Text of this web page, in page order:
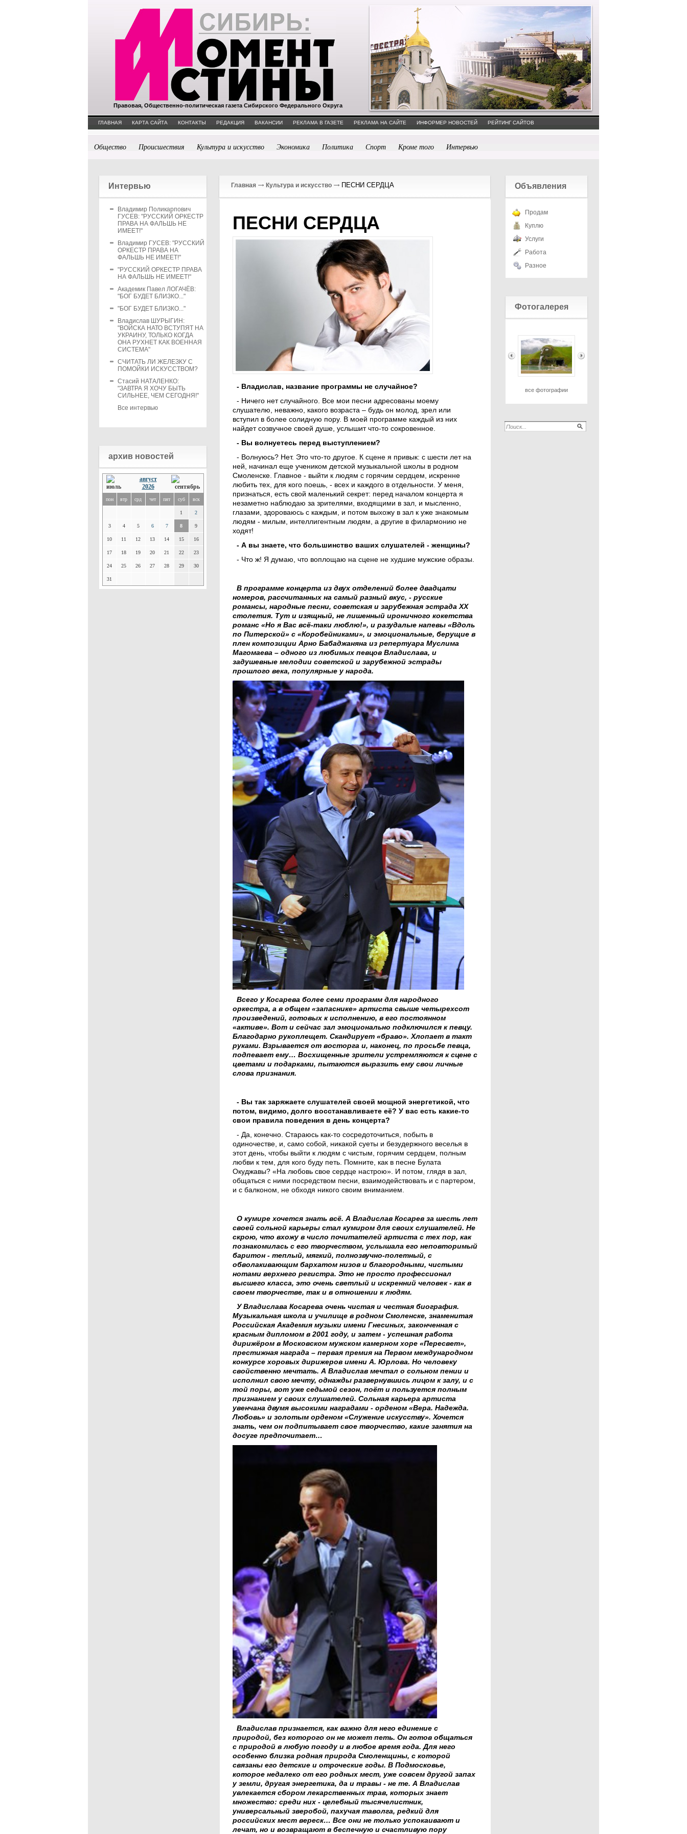
Правовая, Общественно-политическая газета Сибирского Федерального Округа
ГЛАВНАЯ КАРТА САЙТА КОНТАКТЫ РЕДАКЦИЯ ВАКАНСИИ РЕКЛАМА В ГАЗЕТЕ РЕКЛАМА НА САЙТЕ ИНФОРМЕР НОВОСТЕЙ РЕЙТИНГ САЙТОВ
Общество Происшествия Культура и искусство Экономика Политика Спорт Кроме того Интервью
Интервью
Владимир Поликарпович
ГУСЕВ: "РУССКИЙ ОРКЕСТР
ПРАВА НА ФАЛЬШЬ НЕ
ИМЕЕТ!"
Владимир ГУСЕВ: "РУССКИЙ
ОРКЕСТР ПРАВА НА
ФАЛЬШЬ НЕ ИМЕЕТ!"
"РУССКИЙ ОРКЕСТР ПРАВА
НА ФАЛЬШЬ НЕ ИМЕЕТ!"
Академик Павел ЛОГАЧЁВ:
"БОГ БУДЕТ БЛИЗКО..."
"БОГ БУДЕТ БЛИЗКО..."
Владислав ШУРЫГИН:
"ВОЙСКА НАТО ВСТУПЯТ НА
УКРАИНУ, ТОЛЬКО КОГДА
ОНА РУХНЕТ КАК ВОЕННАЯ
СИСТЕМА"
СЧИТАТЬ ЛИ ЖЕЛЕЗКУ С
ПОМОЙКИ ИСКУССТВОМ?
Стасий НАТАЛЕНКО:
"ЗАВТРА Я ХОЧУ БЫТЬ
СИЛЬНЕЕ, ЧЕМ СЕГОДНЯ!"
Все интервью
архив новостей
август
2026
пон втр срд чет пят суб вск
1 2
3 4 5 6 7 8 9
10 11 12 13 14 15 16
17 18 19 20 21 22 23
24 25 26 27 28 29 30
31
Главная Культура и искусство ПЕСНИ СЕРДЦА
ПЕСНИ СЕРДЦА
- Владислав, название программы не случайное?
- Ничего нет случайного. Все мои песни адресованы моему
слушателю, неважно, какого возраста – будь он молод, зрел или
вступил в более солидную пору. В моей программе каждый из них
найдет созвучное своей душе, услышит что-то сокровенное.
- Вы волнуетесь перед выступлением?
- Волнуюсь? Нет. Это что-то другое. К сцене я привык: с шести лет на
ней, начинал еще учеником детской музыкальной школы в родном
Смоленске. Главное - выйти к людям с горячим сердцем, искренне
любить тех, для кого поешь, - всех и каждого в отдельности. У меня,
признаться, есть свой маленький секрет: перед началом концерта я
незаметно наблюдаю за зрителями, входящими в зал, и мысленно,
глазами, здороваюсь с каждым, и потом выхожу в зал к уже знакомым
людям - милым, интеллигентным людям, а другие в филармонию не
ходят!
- А вы знаете, что большинство ваших слушателей - женщины?
- Что ж! Я думаю, что воплощаю на сцене не худшие мужские образы.
В программе концерта из двух отделений более двадцати
номеров, рассчитанных на самый разный вкус, - русские
романсы, народные песни, советская и зарубежная эстрада ХХ
столетия. Тут и изящный, не лишенный ироничного кокетства
романс «Но я Вас всё-таки люблю!», и разудалые напевы «Вдоль
по Питерской» с «Коробейниками», и эмоциональные, берущие в
плен композиции Арно Бабаджаняна из репертуара Муслима
Магомаева – одного из любимых певцов Владислава, и
задушевные мелодии советской и зарубежной эстрады
прошлого века, популярные у народа.
Всего у Косарева более семи программ для народного
оркестра, а в общем «запаснике» артиста свыше четырехсот
произведений, готовых к исполнению, в его постоянном
«активе». Вот и сейчас зал эмоционально подключился к певцу.
Благодарно рукоплещет. Скандирует «браво». Хлопает в такт
руками. Взрывается от восторга и, наконец, по просьбе певца,
подпевает ему… Восхищенные зрители устремляются к сцене с
цветами и подарками, пытаются выразить ему свои личные
слова признания.
- Вы так заряжаете слушателей своей мощной энергетикой, что
потом, видимо, долго восстанавливаете её? У вас есть какие-то
свои правила поведения в день концерта?
- Да, конечно. Стараюсь как-то сосредоточиться, побыть в
одиночестве, и, само собой, никакой суеты и безудержного веселья в
этот день, чтобы выйти к людям с чистым, горячим сердцем, полным
любви к тем, для кого буду петь. Помните, как в песне Булата
Окуджавы? «На любовь свое сердце настрою». И потом, глядя в зал,
общаться с ними посредством песни, взаимодействовать и с партером,
и с балконом, не обходя никого своим вниманием.
О кумире хочется знать всё. А Владислав Косарев за шесть лет
своей сольной карьеры стал кумиром для своих слушателей. Не
скрою, что вхожу в число почитателей артиста с тех пор, как
познакомилась с его творчеством, услышала его неповторимый
баритон - теплый, мягкий, полнозвучно-полетный, с
обволакивающим бархатом низов и благородными, чистыми
нотами верхнего регистра. Это не просто профессионал
высшего класса, это очень светлый и искренний человек - как в
своем творчестве, так и в отношении к людям.
У Владислава Косарева очень чистая и честная биография.
Музыкальная школа и училище в родном Смоленске, знаменитая
Российская Академия музыки имени Гнесиных, законченная с
красным дипломом в 2001 году, и затем - успешная работа
дирижёром в Московском мужском камерном хоре «Пересвет»,
престижная награда – первая премия на Первом международном
конкурсе хоровых дирижеров имени А. Юрлова. Но человеку
свойственно мечтать. А Владислав мечтал о сольном пении и
исполнил свою мечту, однажды развернувшись лицом к залу, и с
той поры, вот уже седьмой сезон, поёт и пользуется полным
признанием у своих слушателей. Сольная карьера артиста
увенчана двумя высокими наградами - орденом «Вера. Надежда.
Любовь» и золотым орденом «Служение искусству». Хочется
знать, чем он подпитывает свое творчество, какие занятия на
досуге предпочитает…
Владислав признается, как важно для него единение с
природой, без которого он не может петь. Он готов общаться
с природой в любую погоду и в любое время года. Для него
особенно близка родная природа Смоленщины, с которой
связаны его детские и отроческие годы. В Подмосковье,
которое недалеко от его родных мест, уже совсем другой запах
у земли, другая энергетика, да и травы - не те. А Владислав
увлекается сбором лекарственных трав, которых знает
множество: среди них - целебный тысячелистник,
универсальный зверобой, пахучая таволга, редкий для
российских мест вереск… Все они не только успокаивают и
лечат, но и возвращают в беспечную и счастливую пору
Объявления
Продам
Куплю
Услуги
Работа
Разное
Фотогалерея
все фотографии